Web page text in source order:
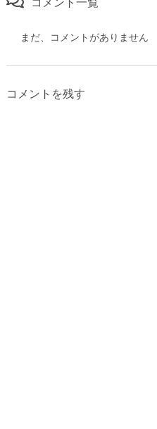
まだ、コメントがありません
コメントを残す